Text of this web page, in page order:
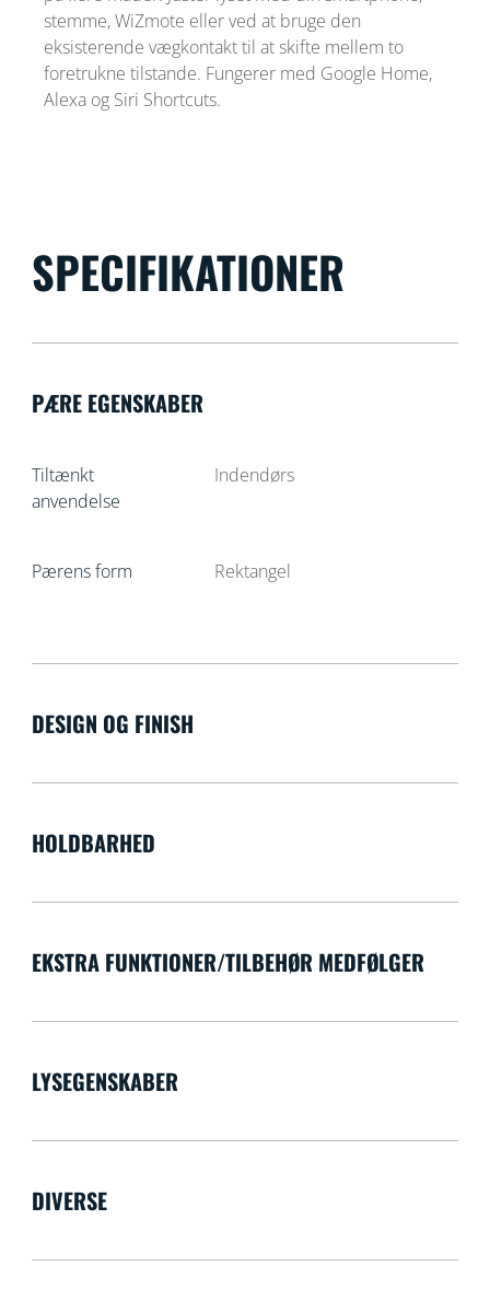
stemme, WiZmote eller ved at bruge den
eksisterende vægkontakt til at skifte mellem to
foretrukne tilstande. Fungerer med Google Home,
Alexa og Siri Shortcuts.
SPECIFIKATIONER
PÆRE EGENSKABER
Tiltænkt
anvendelse
Indendørs
Pærens form Rektangel
DESIGN OG FINISH
HOLDBARHED
EKSTRA FUNKTIONER/TILBEHØR MEDFØLGER
LYSEGENSKABER
DIVERSE